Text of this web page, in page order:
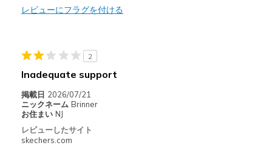
Casual Wear
View On Shoes
レビューにフラグを付ける
2
Inadequate support
掲載日 2026/07/21
ニックネーム Brinner
お住まい NJ
レビューしたサイト
skechers.com